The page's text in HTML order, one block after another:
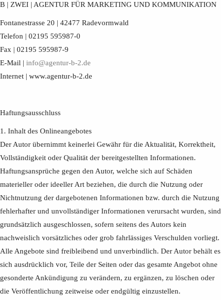
B | ZWEI | AGENTUR FÜR MARKETING UND KOMMUNIKATION
Fontanestrasse 20 | 42477 Radevormwald
Telefon | 02195 595987-0
Fax | 02195 595987-9
E-Mail | info@agentur-b-2.de
Internet | www.agentur-b-2.de
Haftungsausschluss
1. Inhalt des Onlineangebotes
Der Autor übernimmt keinerlei Gewähr für die Aktualität, Korrektheit,
Vollständigkeit oder Qualität der bereitgestellten Informationen.
Haftungsansprüche gegen den Autor, welche sich auf Schäden
materieller oder ideeller Art beziehen, die durch die Nutzung oder
Nichtnutzung der dargebotenen Informationen bzw. durch die Nutzung
fehlerhafter und unvollständiger Informationen verursacht wurden, sind
grundsätzlich ausgeschlossen, sofern seitens des Autors kein
nachweislich vorsätzliches oder grob fahrlässiges Verschulden vorliegt.
Alle Angebote sind freibleibend und unverbindlich. Der Autor behält es
sich ausdrücklich vor, Teile der Seiten oder das gesamte Angebot ohne
gesonderte Ankündigung zu verändern, zu ergänzen, zu löschen oder
die Veröffentlichung zeitweise oder endgültig einzustellen.